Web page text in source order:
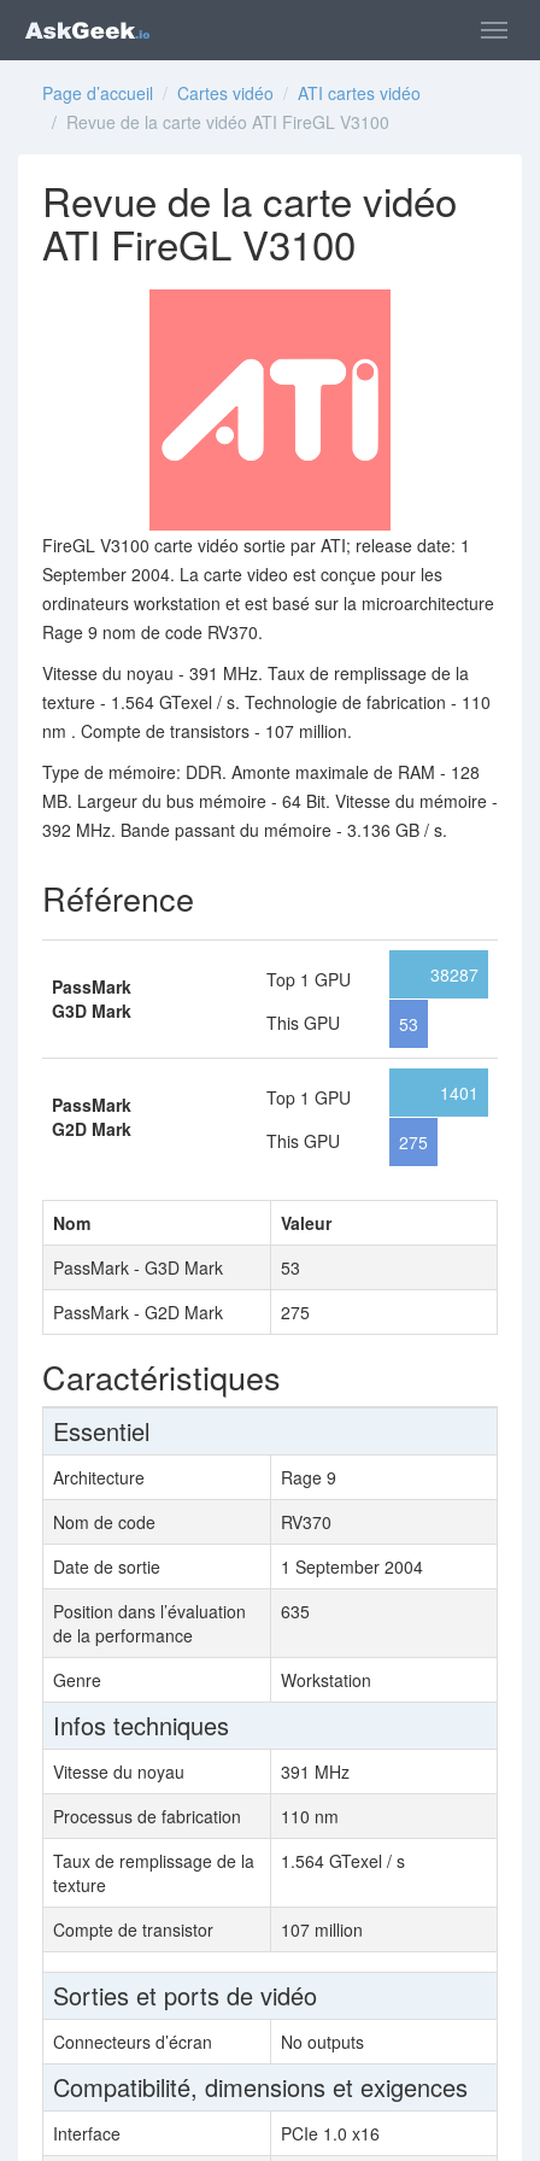
Page d’accueil / Cartes vidéo / ATI cartes vidéo
/ Revue de la carte vidéo ATI FireGL V3100
Revue de la carte vidéo
ATI FireGL V3100
FireGL V3100 carte vidéo sortie par ATI; release date: 1
September 2004. La carte video est conçue pour les
ordinateurs workstation et est basé sur la microarchitecture
Rage 9 nom de code RV370.
Vitesse du noyau - 391 MHz. Taux de remplissage de la
texture - 1.564 GTexel / s. Technologie de fabrication - 110
nm . Compte de transistors - 107 million.
Type de mémoire: DDR. Amonte maximale de RAM - 128
MB. Largeur du bus mémoire - 64 Bit. Vitesse du mémoire -
392 MHz. Bande passant du mémoire - 3.136 GB / s.
Référence
PassMark
G3D Mark
Top 1 GPU
This GPU
38287
53
PassMark
G2D Mark
Top 1 GPU
This GPU
1401
275
Nom
Valeur
PassMark - G3D Mark
53
PassMark - G2D Mark
275
Caractéristiques
Essentiel
Architecture
Rage 9
Nom de code
RV370
Date de sortie
1 September 2004
Position dans l’évaluation
de la performance
635
Genre Workstation
Infos techniques
Vitesse du noyau
391 MHz
Processus de fabrication
110 nm
Taux de remplissage de la
texture
1.564 GTexel / s
Compte de transistor 107 million
Sorties et ports de vidéo
Connecteurs d’écran No outputs
Compatibilité, dimensions et exigences
Interface PCIe 1.0 x16